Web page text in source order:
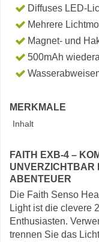
Diffuses LED-
Mehrere
Magnet- und
500mAh
MERKMALE
Inhalt
FAITH EXB-4 –
UNVERZICHTBAR
ABENTEUER
Die Faith Senso
Light ist die clevere
Enthusiasten.
trennen Sie das